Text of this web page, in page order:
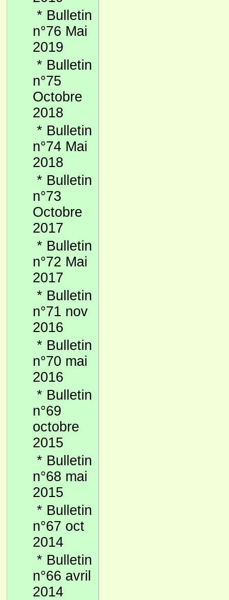
* Bulletin
n°76 Mai
2019
* Bulletin
n°75
Octobre
2018
* Bulletin
n°74 Mai
2018
* Bulletin
n°73
Octobre
2017
* Bulletin
n°72 Mai
2017
* Bulletin
n°71 nov
2016
* Bulletin
n°70 mai
2016
* Bulletin
n°69
octobre
2015
* Bulletin
n°68 mai
2015
* Bulletin
n°67 oct
2014
* Bulletin
n°66 avril
2014